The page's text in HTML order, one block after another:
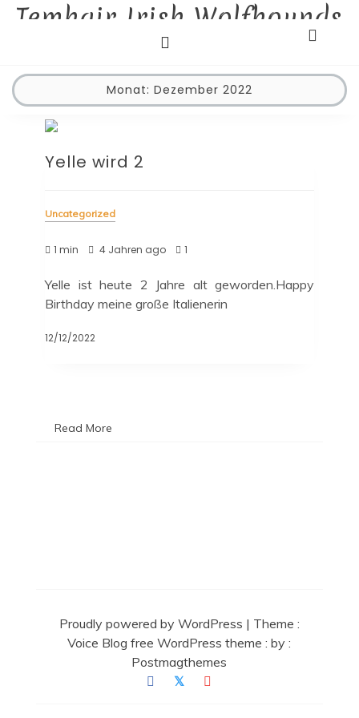
SkipTemhair Irish Wolfhounds
Liebhaberzucht
Monat: Dezember 2022
Yelle wird 2
Uncategorized
1 min 4 Jahren ago 1
Yelle ist heute 2 Jahre alt geworden.Happy
Birthday meine große Italienerin
12/12/2022
Read More
Proudly powered by WordPress | Theme :
Voice Blog free WordPress theme: by :
Postmagthemes